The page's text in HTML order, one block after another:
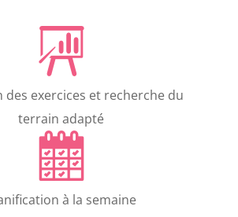
des exercices et recherche du
terrain adapté
à la semaine